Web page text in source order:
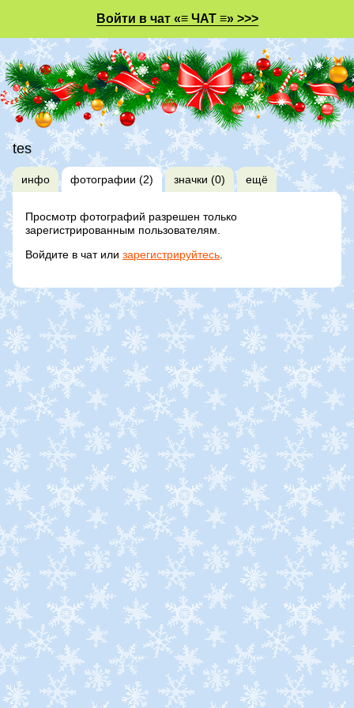
Войти в чат «≡ ЧАТ ≡» >>>
tes
инфо фотографии (2) значки (0) ещё
Просмотр фотографий разрешен только
зарегистрированным пользователям.
Войдите в чат или зарегистрируйтесь